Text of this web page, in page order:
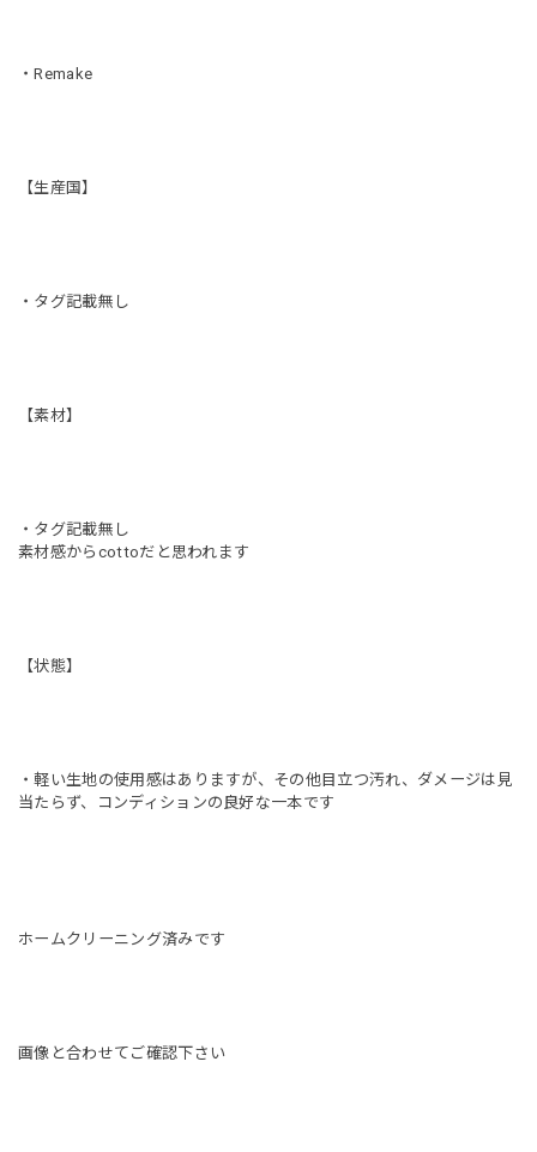
・Remake
【生産国】
・タグ記載無し
【素材】
・タグ記載無し
素材感からcottoだと思われます
【状態】
・軽い生地の使用感はありますが、その他目立つ汚れ、ダメージは見
当たらず、コンディションの良好な一本です
ホームクリーニング済みです
画像と合わせてご確認下さい